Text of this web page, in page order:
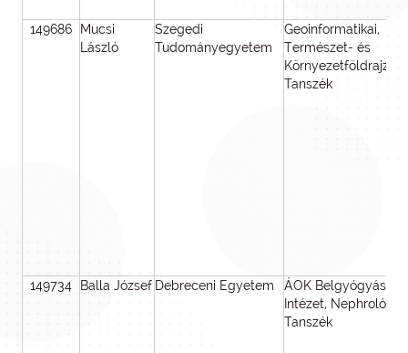
149686
Mucsi
László
Szegedi
Tudományegyetem
Geoinformatikai,
Természet- és
Környezetföldrajzi
Tanszék
149734 Balla József Debreceni Egyetem
ÁOK Belgyógyászati
Intézet, Nephrológiai
Tanszék